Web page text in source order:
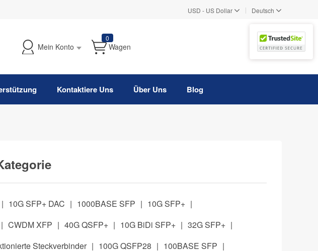
USD - US Dollar | Deutsch
Mein Konto
0
Wagen
Kontaktiere Uns Über Uns Blog
| 10G SFP+ DAC | 1000BASE SFP | 10G SFP+ |
| CWDM XFP | 40G QSFP+ | 10G BiDi SFP+ | 32G SFP+ |
Steckverbinder | 100G QSFP28 | 100BASE SFP |